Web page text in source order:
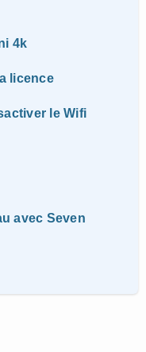
4k
licence
le Wifi
avec Seven